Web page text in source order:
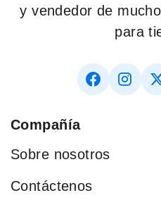
y vendedor de
para
Compañía
Sobre nosotros
Contáctenos